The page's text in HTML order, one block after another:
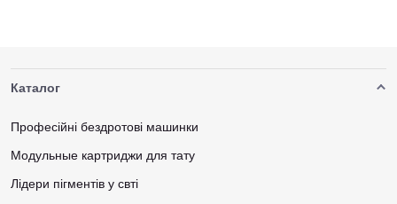
Каталог
Професійні бездротові машинки
Модульные картриджи для тату
Лідери пігментів у свті